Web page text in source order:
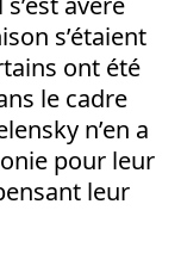
s’étaient
ont été
le cadre
n’en a
pour leur
leur